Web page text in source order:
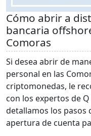
Cómo abrir a
bancaria
Comoras
Si desea abrir de
personal en las
criptomonedas, le
con los expertos de
detallamos los pasos
apertura de cuenta